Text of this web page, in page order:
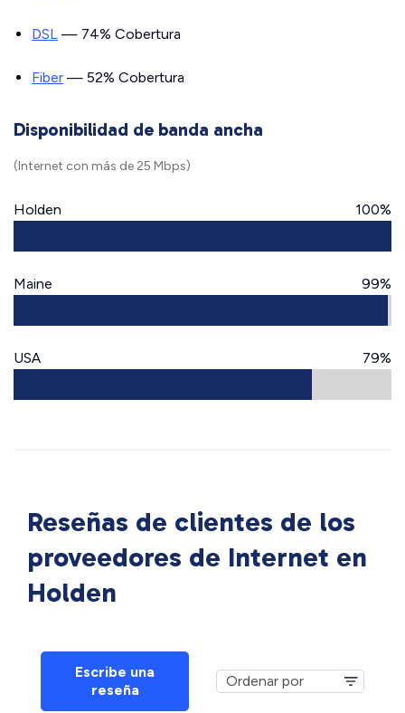
DSL — 74% Cobertura
Fiber — 52% Cobertura
Disponibilidad de banda ancha
(Internet con más de 25 Mbps)
Holden 100%
Maine 99%
USA 79%
Reseñas de clientes de los
proveedores de Internet en
Holden
Escribe una
reseña